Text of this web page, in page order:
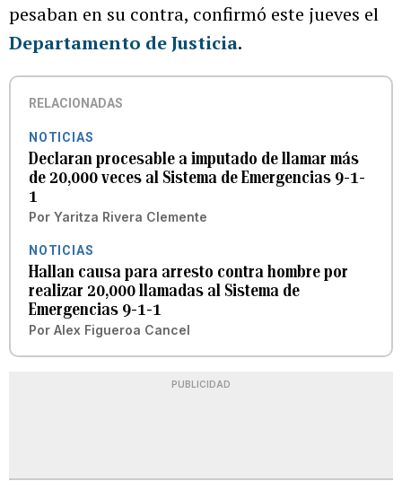
pesaban en su contra, confirmó este jueves el
Departamento de Justicia.
RELACIONADAS
NOTICIAS
Declaran procesable a imputado de llamar más
de 20,000 veces al Sistema de Emergencias 9-1-
1
Por Yaritza Rivera Clemente
NOTICIAS
Hallan causa para arresto contra hombre por
realizar 20,000 llamadas al Sistema de
Emergencias 9-1-1
Por Alex Figueroa Cancel
PUBLICIDAD